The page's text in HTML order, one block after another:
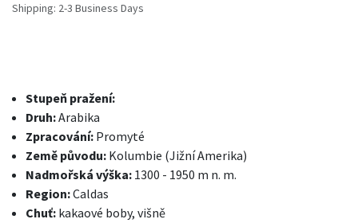
Shipping: 2-3 Business Days
Stupeň pražení:
Druh:Arabika
Zpracování: Promyté
Země původu: Kolumbie (Jižní Amerika)
Nadmořská výška: 1300 - 1950 m n. m.
Region:Caldas
Chuť: kakaové boby, višně